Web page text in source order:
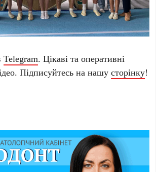
Telegram. Цікаві та оперативні
Підписуйтесь на нашусторінку!